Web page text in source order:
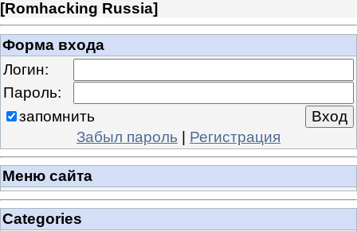
[Romhacking Russia]
Форма входа
Логин:
Пароль:
запомнить
Забыл пароль | Регистрация
Меню сайта
Categories